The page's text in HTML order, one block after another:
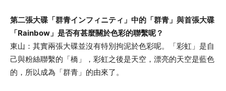
第二張大碟「群青インフィニティ」中的「群青」與首張大碟
「Rainbow」是否有甚麼關於色彩的聯繫呢？
東山：其實兩張大碟並沒有特別拘泥於色彩呢。「彩虹」是自
己與粉絲聯繫的「橋」，彩虹之後是天空，漂亮的天空是藍色
的，所以成為「群青」的由來了。